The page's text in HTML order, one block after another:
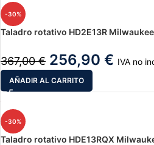
-30%
Taladro rotativo HD2E13R Milwaukee
367,00€ 256,90 € IVA no
AÑADIR AL CARRITO
-30%
Taladro rotativo HDE13RQX